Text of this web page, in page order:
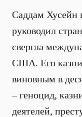
Саддам Хусейн
руководил
свергла
США. Его
виновным в
– геноцид,
деятелей,